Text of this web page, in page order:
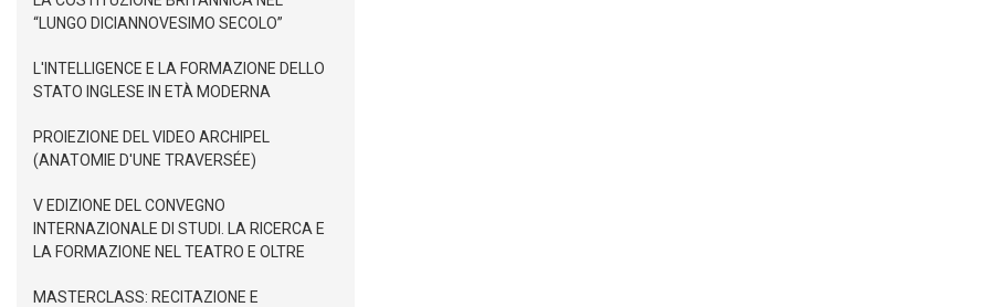
“LUNGO DICIANNOVESIMO SECOLO”
L'INTELLIGENCE E LA FORMAZIONE DELLO
STATO INGLESE IN ETÀ MODERNA
PROIEZIONE DEL VIDEO ARCHIPEL
(ANATOMIE D'UNE TRAVERSÉE)
V EDIZIONE DEL CONVEGNO
INTERNAZIONALE DI STUDI. LA RICERCA E
LA FORMAZIONE NEL TEATRO E OLTRE
MASTERCLASS: RECITAZIONE E